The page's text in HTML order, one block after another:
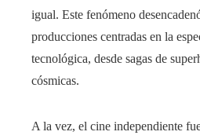
igual. Este fenómeno
producciones centradas en la
tecnológica, desde sagas de
cósmicas.
A la vez, el cine independiente